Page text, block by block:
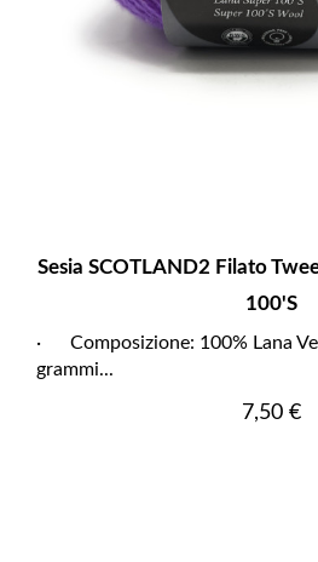
Sesia SCOTLAND2 Filato
100'S
· Composizione: 100% Lana
grammi...
Prezzo
7,50 €